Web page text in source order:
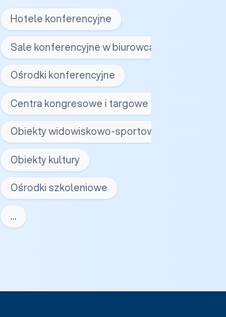
Hotele konferencyjne
Sale konferencyjne w biurowcach
Ośrodki konferencyjne
Centra kongresowe i targowe
Obiekty widowiskowo-sportowe
Obiekty kultury
Ośrodki szkoleniowe
…